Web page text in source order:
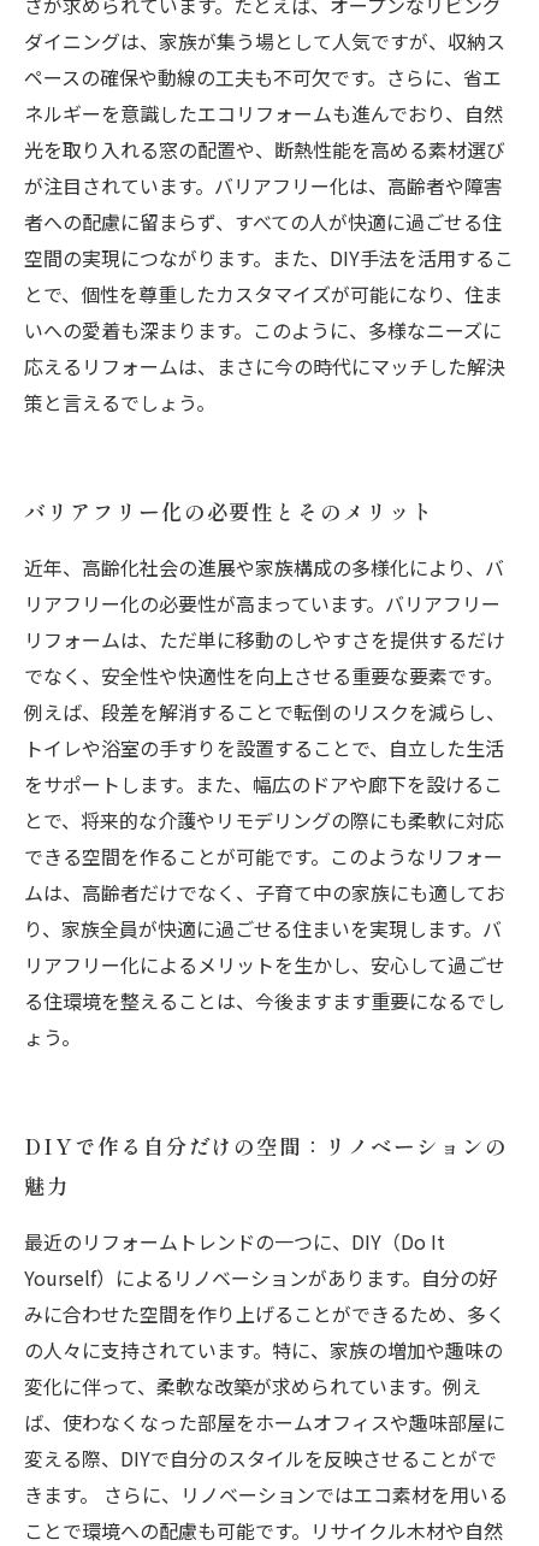
ダイニングは、家族が集う場として人気ですが、収納ス
ペースの確保や動線の工夫も不可欠です。さらに、省エ
ネルギーを意識したエコリフォームも進んでおり、自然
光を取り入れる窓の配置や、断熱性能を高める素材選び
が注目されています。バリアフリー化は、高齢者や障害
者への配慮に留まらず、すべての人が快適に過ごせる住
空間の実現につながります。また、DIY手法を活用するこ
とで、個性を尊重したカスタマイズが可能になり、住ま
いへの愛着も深まります。このように、多様なニーズに
応えるリフォームは、まさに今の時代にマッチした解決
策と言えるでしょう。
バリアフリー化の必要性とそのメリット
近年、高齢化社会の進展や家族構成の多様化により、バ
リアフリー化の必要性が高まっています。バリアフリー
リフォームは、ただ単に移動のしやすさを提供するだけ
でなく、安全性や快適性を向上させる重要な要素です。
例えば、段差を解消することで転倒のリスクを減らし、
トイレや浴室の手すりを設置することで、自立した生活
をサポートします。また、幅広のドアや廊下を設けるこ
とで、将来的な介護やリモデリングの際にも柔軟に対応
できる空間を作ることが可能です。このようなリフォー
ムは、高齢者だけでなく、子育て中の家族にも適してお
り、家族全員が快適に過ごせる住まいを実現します。バ
リアフリー化によるメリットを生かし、安心して過ごせ
る住環境を整えることは、今後ますます重要になるでし
ょう。
DIYで作る自分だけの空間：リノベーションの
魅力
最近のリフォームトレンドの一つに、DIY（Do It
Yourself）によるリノベーションがあります。自分の好
みに合わせた空間を作り上げることができるため、多く
の人々に支持されています。特に、家族の増加や趣味の
変化に伴って、柔軟な改築が求められています。例え
ば、使わなくなった部屋をホームオフィスや趣味部屋に
変える際、DIYで自分のスタイルを反映させることがで
きます。 さらに、リノベーションではエコ素材を用いる
ことで環境への配慮も可能です。リサイクル木材や自然